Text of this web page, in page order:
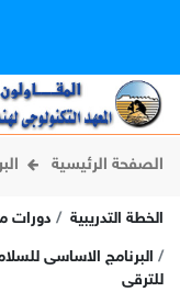
الصفحة الرئيسية
الخطة التدريبية دورات
البرنامج الاساسى
للترقى